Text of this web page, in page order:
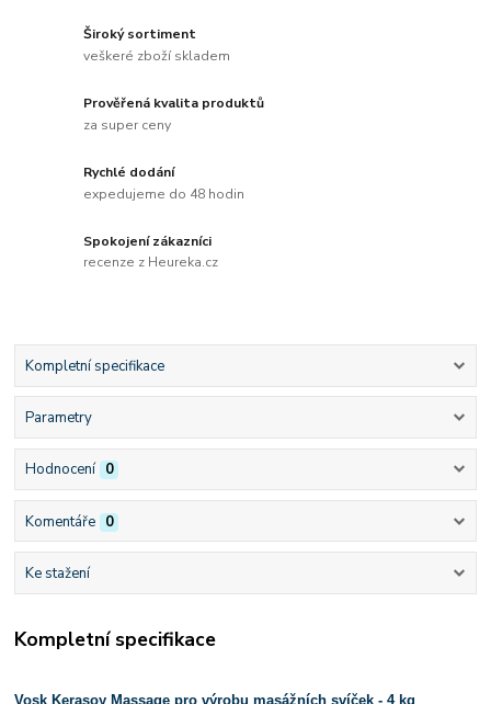
Široký sortiment
veškeré zboží skladem
Prověřená kvalita produktů
za super ceny
Rychlé dodání
expedujeme do 48 hodin
Spokojení zákazníci
recenze z Heureka.cz
Kompletní specifikace
Parametry
Hodnocení 0
Komentáře 0
Ke stažení
Kompletní specifikace
Vosk Kerasoy Massage pro výrobu masážních svíček - 4 kg